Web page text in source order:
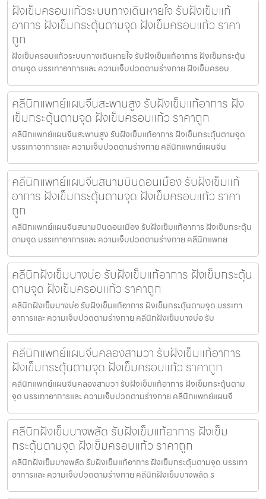
ฝังเข็มครอบแก้วระบบทางเดินหายใจ รับฝังเข็มแก้
อาการ ฝังเข็มกระตุ้นตามจุด ฝังเข็มครอบแก้ว ราคา
ถูก
ฝังเข็มครอบแก้วระบบทางเดินหายใจ รับฝังเข็มแก้อาการ ฝังเข็มกระตุ้น
ตามจุด บรรเทาอาการและ ความเจ็บปวดตามร่างกาย ฝังเข็มครอบ
คลีนิกแพทย์แผนจีนสะพานสูง รับฝังเข็มแก้อาการ ฝัง
เข็มกระตุ้นตามจุด ฝังเข็มครอบแก้ว ราคาถูก
คลีนิกแพทย์แผนจีนสะพานสูง รับฝังเข็มแก้อาการ ฝังเข็มกระตุ้นตามจุด
บรรเทาอาการและ ความเจ็บปวดตามร่างกาย คลีนิกแพทย์แผนจีน
คลีนิกแพทย์แผนจีนสนามบินดอนเมือง รับฝังเข็มแก้
อาการ ฝังเข็มกระตุ้นตามจุด ฝังเข็มครอบแก้ว ราคา
ถูก
คลีนิกแพทย์แผนจีนสนามบินดอนเมือง รับฝังเข็มแก้อาการ ฝังเข็มกระตุ้น
ตามจุด บรรเทาอาการและ ความเจ็บปวดตามร่างกาย คลีนิกแพทย
คลีนิกฝังเข็มบางบ่อ รับฝังเข็มแก้อาการ ฝังเข็มกระตุ้น
ตามจุด ฝังเข็มครอบแก้ว ราคาถูก
คลีนิกฝังเข็มบางบ่อ รับฝังเข็มแก้อาการ ฝังเข็มกระตุ้นตามจุด บรรเทา
อาการและ ความเจ็บปวดตามร่างกาย คลีนิกฝังเข็มบางบ่อ รับ
คลีนิกแพทย์แผนจีนคลองสามวา รับฝังเข็มแก้อาการ
ฝังเข็มกระตุ้นตามจุด ฝังเข็มครอบแก้ว ราคาถูก
คลีนิกแพทย์แผนจีนคลองสามวา รับฝังเข็มแก้อาการ ฝังเข็มกระตุ้นตาม
จุด บรรเทาอาการและ ความเจ็บปวดตามร่างกาย คลีนิกแพทย์แผนจี
คลีนิกฝังเข็มบางพลัด รับฝังเข็มแก้อาการ ฝังเข็ม
กระตุ้นตามจุด ฝังเข็มครอบแก้ว ราคาถูก
คลีนิกฝังเข็มบางพลัด รับฝังเข็มแก้อาการ ฝังเข็มกระตุ้นตามจุด บรรเทา
อาการและ ความเจ็บปวดตามร่างกาย คลีนิกฝังเข็มบางพลัด ร